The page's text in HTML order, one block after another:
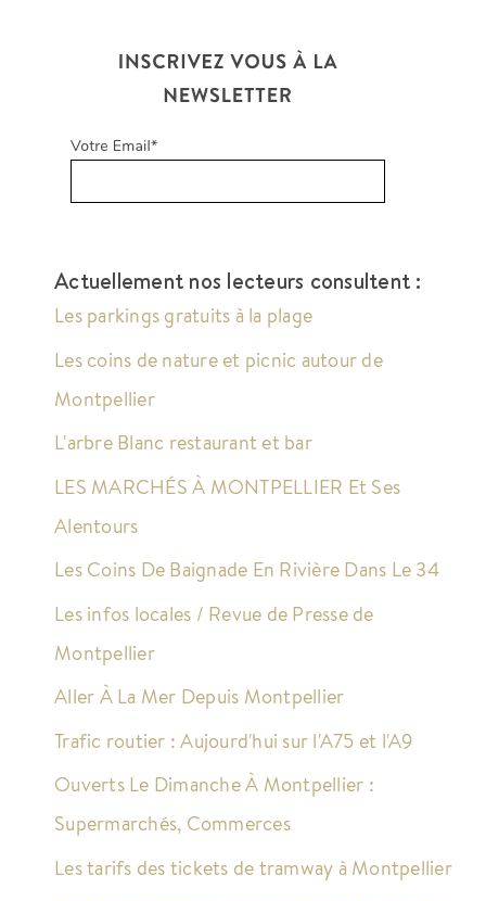
Actuellement nos lecteurs consultent :
Les parkings gratuits à la plage
Les coins de nature et picnic autour de
Montpellier
L'arbre Blanc restaurant et bar
LES MARCHÉS À MONTPELLIER Et Ses
Alentours
Les Coins De Baignade En Rivière Dans Le 34
Les infos locales / Revue de Presse de
Montpellier
Aller À La Mer Depuis Montpellier
Trafic routier : Aujourd'hui sur l'A75 et l'A9
Ouverts Le Dimanche À Montpellier :
Supermarchés, Commerces
Les tarifs des tickets de tramway à Montpellier